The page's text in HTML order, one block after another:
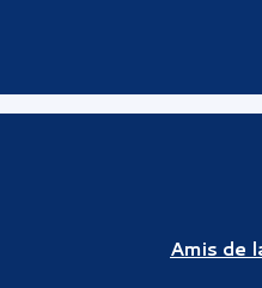
Amis de